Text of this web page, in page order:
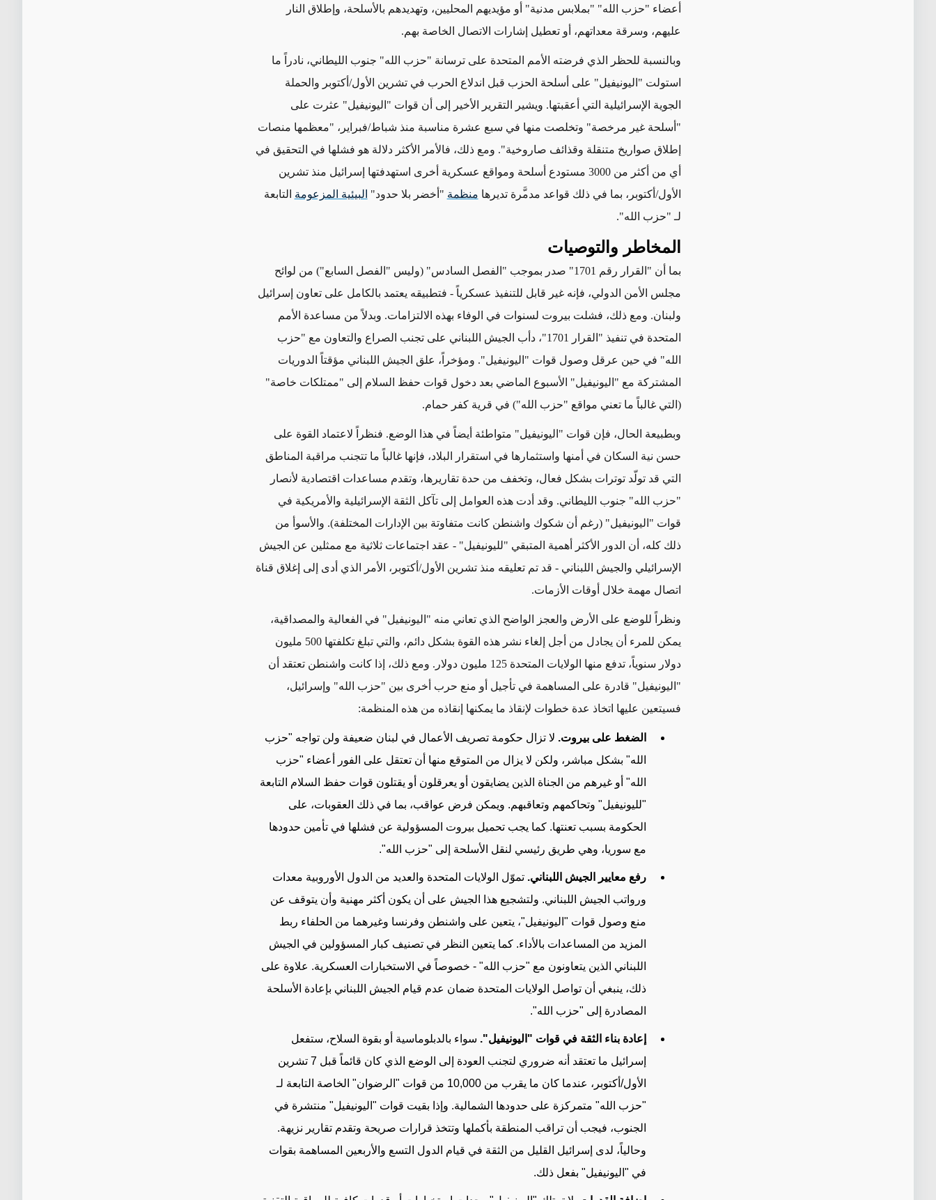
أعضاء "حزب الله" "بملابس مدنية" أو مؤيديهم المحليين، وتهديدهم بالأسلحة، وإطلاق النار
عليهم، وسرقة معداتهم، أو تعطيل إشارات الاتصال الخاصة بهم.
وبالنسبة للحظر الذي فرضته الأمم المتحدة على ترسانة "حزب الله" جنوب الليطاني، نادراً ما
استولت "اليونيفيل" على أسلحة الحزب قبل اندلاع الحرب في تشرين الأول/أكتوبر والحملة
الجوية الإسرائيلية التي أعقبتها. ويشير التقرير الأخير إلى أن قوات "اليونيفيل" عثرت على
"أسلحة غير مرخصة" وتخلصت منها في سبع عشرة مناسبة منذ شباط/فبراير، "معظمها منصات
إطلاق صواريخ متنقلة وقذائف صاروخية". ومع ذلك، فالأمر الأكثر دلالة هو فشلها في التحقيق في
أي من أكثر من 3000 مستودع أسلحة ومواقع عسكرية أخرى استهدفتها إسرائيل منذ تشرين
الأول/أكتوبر، بما في ذلك قواعد مدمرة تديرها منظمة "أخضر بلا حدود" البيئية المزعومة التابعة
لـ "حزب الله".
المخاطر والتوصيات
بما أن "القرار رقم 1701" صدر بموجب "الفصل السادس" (وليس "الفصل السابع") من لوائح
مجلس الأمن الدولي، فإنه غير قابل للتنفيذ عسكرياً - فتطبيقه يعتمد بالكامل على تعاون إسرائيل
ولبنان. ومع ذلك، فشلت بيروت لسنوات في الوفاء بهذه الالتزامات. وبدلاً من مساعدة الأمم
المتحدة في تنفيذ "القرار 1701"، دأب الجيش اللبناني على
تجنب الصراع والتعاون مع "حزب
الله" في حين عرقل وصول قوات "اليونيفيل". ومؤخراً، علق الجيش اللبناني مؤقتاً الدوريات
المشتركة مع "اليونيفيل" الأسبوع الماضي بعد دخول قوات حفظ السلام إلى "ممتلكات خاصة"
(التي غالباً ما تعني مواقع "حزب الله") في قرية كفر حمام.
وبطبيعة الحال، فإن قوات " اليونيفيل" متواطئة أيضاً في هذا الوضع. فنظراً لاعتماد القوة على
حسن نية السكان في أمنها واستثمارها في استقرار البلاد، فإنها غالباً ما تتجنب مراقبة المناطق
التي قد تولّد توترات بشكل فعال، وتخفف من حدة تقاريرها، وتقدم مساعدات اقتصادية لأنصار
"حزب الله" جنوب الليطاني. وقد أدت هذه العوامل إلى تآكل الثقة الإسرائيلية والأمريكية في
قوات "اليونيفيل" (رغم أن شكوك واشنطن كانت متفاوتة بين الإدارات المختلفة). والأسوأ من
ذلك كله، أن الدور الأكثر أهمية المتبقي "لليونيفيل" - عقد اجتماعات ثلاثية مع ممثلين عن الجيش
الإسرائيلي والجيش اللبناني - قد تم تعليقه منذ تشرين الأول/أكتوبر، الأمر الذي أدى إلى إغلاق قناة
اتصال مهمة خلال أوقات الأزمات.
ونظراً للوضع على الأرض والعجز الواضح الذي تعاني منه "اليونيفيل" في الفعالية والمصداقية،
يمكن للمرء أن يجادل من أجل إلغاء نشر هذه القوة بشكل دائم، والتي تبلغ تكلفتها 500 مليون
دولار سنوياً، تدفع منها الولايات المتحدة 125 مليون دولار. ومع ذلك، إذا كانت واشنطن تعتقد أن
"اليونيفيل" قادرة على المساهمة في تأجيل أو منع حرب أخرى بين "حزب الله" وإسرائيل،
فسيتعين عليها اتخاذ عدة خطوات لإنقاذ ما يمكنها إنقاذه من هذه المنظمة:
الضغط على بيروت. لا تزال حكومة تصريف الأعمال في لبنان ضعيفة ولن تواجه "حزب
الله" بشكل مباشر، ولكن لا يزال من المتوقع منها أن تعتقل على الفور أعضاء "حزب
الله" أو غيرهم من الجناة الذين يضايقون أو يعرقلون أو يقتلون قوات حفظ السلام التابعة
"لليونيفيل" وتحاكمهم وتعاقبهم. ويمكن فرض عواقب، بما في ذلك العقوبات، على
الحكومة بسبب تعنتها. كما يجب تحميل بيروت المسؤولية عن فشلها في تأمين حدودها
مع سوريا، وهي طريق رئيسي لنقل الأسلحة إلى "حزب الله".
رفع معايير الجيش اللبناني.تموّل الولايات المتحدة والعديد من الدول الأوروبية معدات
ورواتب الجيش اللبناني. ولتشجيع هذا الجيش على أن يكون أكثر مهنية وأن يتوقف عن
منع وصول قوات "اليونيفيل"، يتعين على واشنطن وفرنسا وغيرهما من الحلفاء ربط
المزيد من المساعدات بالأداء.كما يتعين النظر في تصنيفكبار المسؤولين في الجيش
اللبناني الذين يتعاونون مع "حزب الله" - خصوصاً في الاستخبارات العسكرية. علاوة على
ذلك، ينبغي أن تواصل الولايات المتحدة ضمان عدم قيام الجيش اللبناني بإعادة الأسلحة
المصادرة إلى "حزب الله".
إعادة بناء الثقة في قوات "اليونيفيل". سواء بالدبلوماسية أو بقوة السلاح، ستفعل
إسرائيل ما تعتقد أنه ضروري لتجنب العودة إلى الوضع الذي كان قائماً قبل 7 تشرين
الأول/أكتوبر، عندما كان ما يقرب من
10,000 من قوات "الرضوان" الخاصة التابعة لـ
"حزب الله" متمركزة على حدودها الشمالية. وإذا بقيت قوات "اليونيفيل" منتشرة في
الجنوب، فيجب أن تراقب المنطقة بأكملها وتتخذ قرارات صريحة وتقدم تقارير نزيهة.
وحالياً، لدى إسرائيل القليل من الثقة في قيام الدول التسع والأربعين المساهمة بقوات
في " اليونيفيل" بفعل ذلك.